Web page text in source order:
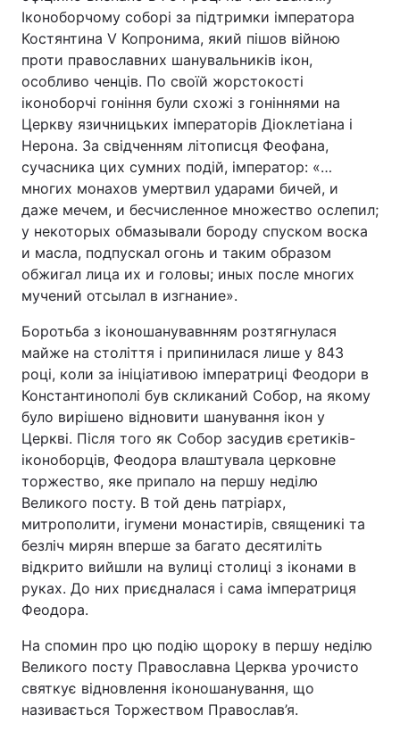
Іконоборчому соборі за підтримки імператора
Костянтина V Копронима, який пішов війною
проти православних шанувальників ікон,
особливо ченців. По своїй жорстокості
іконоборчі гоніння були схожі з гоніннями на
Церкву язичницьких імператорів Діоклетіана і
Нерона. За свідченням літописця Феофана,
сучасника цих сумних подій, імператор: «…
многих монахов умертвил ударами бичей, и
даже мечем, и бесчисленное множество ослепил;
у некоторых обмазывали бороду спуском воска
и масла, подпускал огонь и таким образом
обжигал лица их и головы; иных после многих
мучений отсылал в изгнание».
Боротьба з іконошанувавнням розтягнулася
майже на століття і припинилася лише у 843
році, коли за ініціативою імператриці Феодори в
Константинополі був скликаний Собор, на якому
було вирішено відновити шанування ікон у
Церкві. Після того як Собор засудив єретиків-
іконоборців, Феодора влаштувала церковне
торжество, яке припало на першу неділю
Великого посту. В той день патріарх,
митрополити, ігумени монастирів, священикі та
безліч мирян вперше за багато десятиліть
відкрито вийшли на вулиці столиці з іконами в
руках. До них приєдналася і сама імператриця
Феодора.
На спомин про цю подію щороку в першу неділю
Великого посту Православна Церква урочисто
святкує відновлення іконошанування, що
називається Торжеством Православ’я.